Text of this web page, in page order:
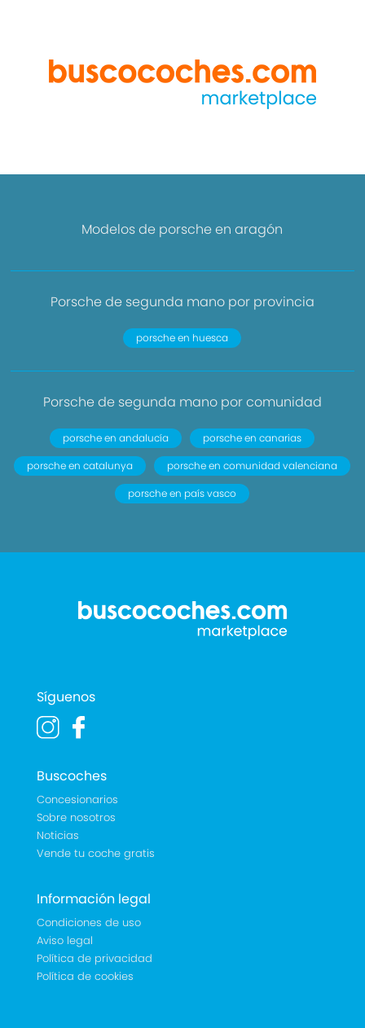
Modelos de porsche en aragón
Porsche de segunda mano por provincia
porsche en huesca
Porsche de segunda mano por comunidad
porsche en andalucía
porsche en canarias
porsche en catalunya
porsche en comunidad valenciana
porsche en país vasco
Síguenos
Buscoches
Concesionarios
Sobre nosotros
Noticias
Vende tu coche gratis
Información legal
Condiciones de uso
Aviso legal
Política de privacidad
Política de cookies